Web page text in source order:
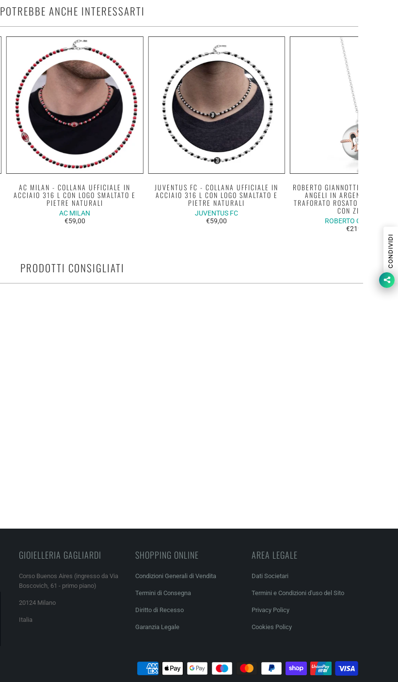
POTREBBE ANCHE INTERESSARTI
AC MILAN - COLLANA UFFICIALE IN
ACCIAIO 316 L CON LOGO SMALTATO E
PIETRE NATURALI
AC MILAN
€59,00
JUVENTUS FC - COLLANA UFFICIALE IN
ACCIAIO 316 L CON LOGO SMALTATO E
PIETRE NATURALI
JUVENTUS FC
€59,00
ROBERTO GIANNOTTI -
ANGELI IN ARGENTO CON
TRAFORATO ROSATO E CUORE
CON ZIRCONI
ROBERTO GIANNOTTI
€219,00
PRODOTTI CONSIGLIATI
GIOIELLERIA GAGLIARDI
Corso Buenos Aires (ingresso da Via
Boscovich, 61 - primo piano)
20124 Milano
Italia
SHOPPING ONLINE
Condizioni Generali di Vendita
Termini di Consegna
Diritto di Recesso
Garanzia Legale
AREA LEGALE
Dati Societari
Termini e Condizioni d'uso del Sito
Privacy Policy
Cookies Policy
CONDIVIDI